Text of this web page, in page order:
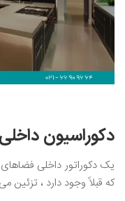
دکوراسیون
یک دکوراتور داخلی فضاهای
که قبلاً وجود دارد ، تزئین